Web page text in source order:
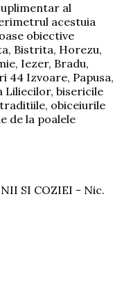
al
acestuia
obiective
Bistrita, Horezu,
Iezer, Bradu,
44 Izvoare, Papusa,
Liliecilor, bisericile
obiceiurile
de la poalele
SI COZIEI - Nic.